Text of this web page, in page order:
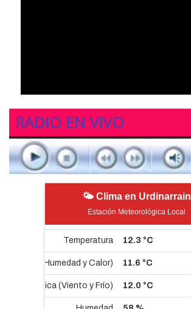
RADIO EN VIVO
🌤 Clima en Urdinarrain
Estación Meteorológica Local